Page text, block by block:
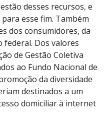
desses recursos, e
esse fim. Também
dos consumidores, da
federal. Dos valores
de Gestão Coletiva
ao Fundo Nacional de
da diversidade
destinados a um
domiciliar à internet